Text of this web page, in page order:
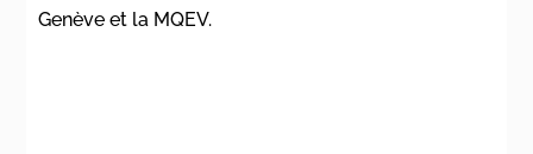
Genève et la MQEV.